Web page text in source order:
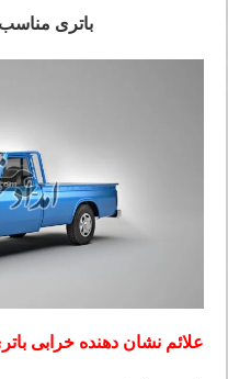
باتری
علائم نشان دهنده خرابی